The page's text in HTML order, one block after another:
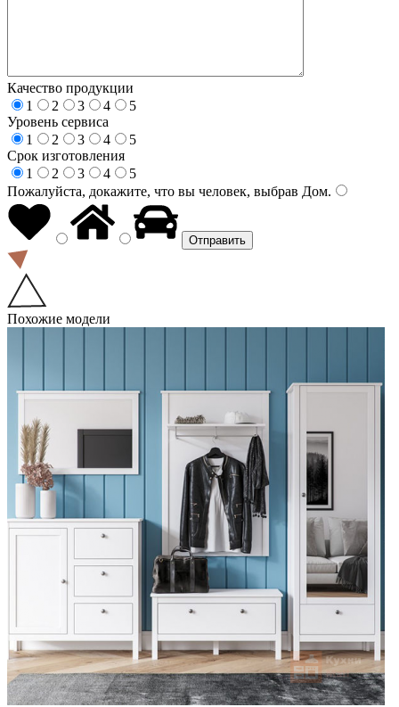
Качество продукции
1
2 3 4
5
Уровень сервиса
1
2 3 4
5
Срок изготовления
1
2 3 4
5
Пожалуйста, докажите, что вы человек, выбрав Дом.
Похожие модели